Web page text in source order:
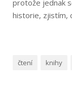
protože jednak
historie, zjistím,
čtení knihy